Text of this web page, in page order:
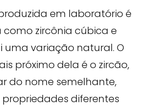
em laboratório é
zircônia cúbica e
uma variação natural. O
próximo dela é o zircão,
do nome semelhante,
diferentes